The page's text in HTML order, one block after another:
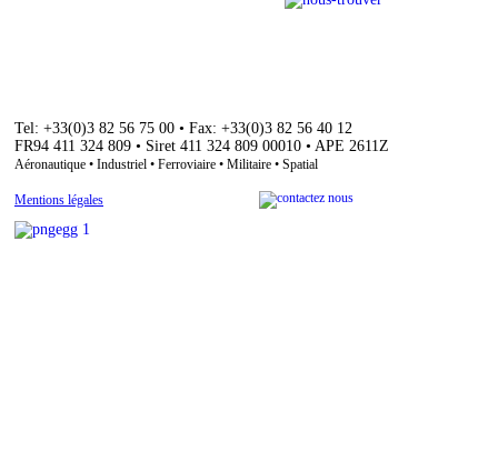
Tel: +33(0)3 82 56 75 00 • Fax: +33(0)3 82 56 40 12
FR94 411 324 809 • Siret 411 324 809 00010 • APE 2611Z
Aéronautique • Industriel • Ferroviaire • Militaire • Spatial
Mentions légales